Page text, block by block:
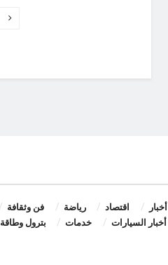
أخبار اقتصاد رياضة فن وثقافة
أخبار السيارات خدمات بترول وطاقة